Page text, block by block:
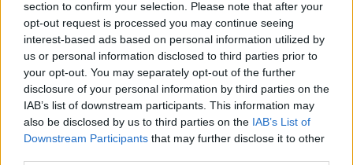
section to confirm your selection. Please note that after your
opt-out request is processed you may continue seeing
interest-based ads based on personal information utilized by
us or personal information disclosed to third parties prior to
your opt-out. You may separately opt-out of the further
disclosure of your personal information by third parties on the
IAB’s list of downstream participants. This information may
also be disclosed by us to third parties on the IAB’s List of
Downstream Participants that may further disclose it to other